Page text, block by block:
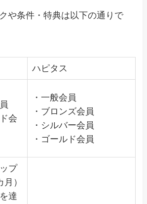
や条件・特典は以下の通りで
ハピタス
会
・一般会員
・ブロンズ会員
・シルバー会員
・ゴールド会員
プ
）
達